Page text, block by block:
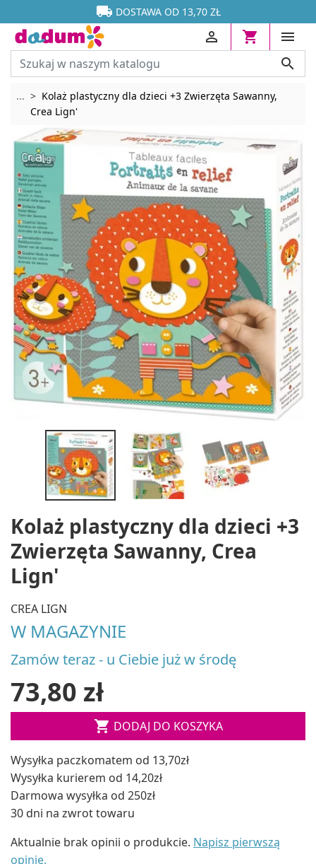

 DOSTAWA OD 13,70 ZŁ






... Rozwiń breadcrumbs
Kolaż plastyczny dla dzieci +3 Zwierzęta Sawanny,
Crea Lign'
Kolaż plastyczny dla dzieci +3
Zwierzęta Sawanny, Crea
Lign'
CREA LIGN
W MAGAZYNIE
Zamów teraz - u Ciebie już w środę
73,80 zł
 DODAJ DO KOSZYKA
Wysyłka paczkomatem od 13,70zł
Wysyłka kurierem od 14,20zł
Darmowa wysyłka od 250zł
30 dni na zwrot towaru
Aktualnie brak opinii o produkcie. Napisz pierwszą
opinię.